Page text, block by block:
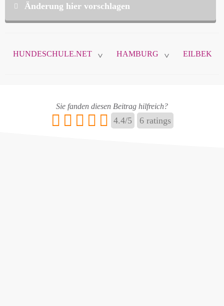
Änderung hier vorschlagen
hundeschule.net verwendet.
HUNDESCHULE.NET > HAMBURG > EILBEK
Sie fanden diesen Beitrag hilfreich?
4.4/5 6ratings